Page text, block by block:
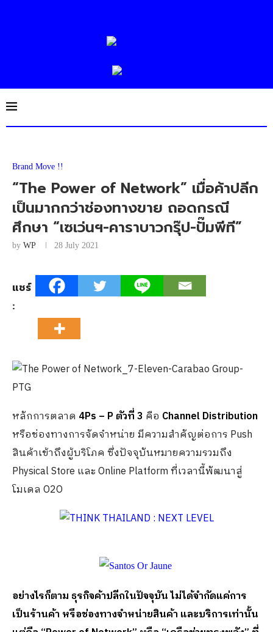
Brand Move !!
“The Power of Network” เมื่อค้าปลีก
เป็นมากกว่าช่องทางขาย ถอดกรณี
ศึกษา “เซเว่นฯ-คาราบาวกรุ๊ป-ปั๊มพีที”
by WP 28 July 2021
แชร์
:
หลักการตลาด 4Ps – P ตัวที่3 คือ Channel Distribution
หรือช่องทางการจัดจำหน่าย มีความสำคัญต่อการ Push
สินค้าเข้าถึงผู้บริโภค ซึ่งปัจจุบันหมายความรวมถึง
Physical Store และ Online Platform ที่เวลานี้พัฒนาสู่
โมเดล O2O
อย่างไรก็ตาม ธุรกิจค้าปลีกในปัจจุบัน ไม่ได้จำกัดแค่การ
เป็นร้านค้า หรือช่องทางจำหน่ายสินค้า และบริการเท่านั้น